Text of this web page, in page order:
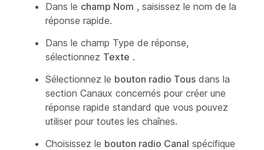
Dans le champ Nom , saisissez le nom de la
réponse rapide.
Dans le champ Type de réponse,
sélectionnez Texte .
Sélectionnez le bouton radio Tous dans la
section Canaux concernés pour créer une
réponse rapide standard que vous pouvez
utiliser pour toutes les chaînes.
Choisissez le bouton radio Canal spécifique